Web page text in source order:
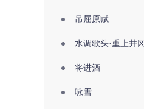
吊屈原赋
水调歌头·重上井
将进酒
咏雪